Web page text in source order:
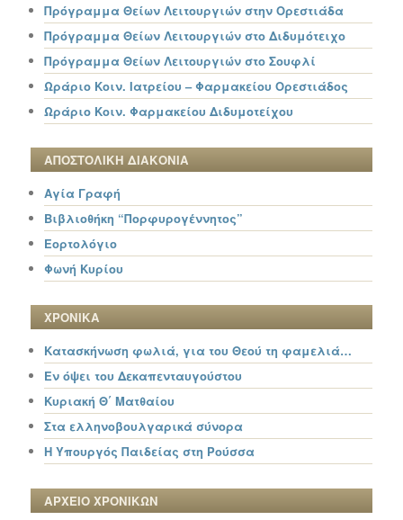
Πρόγραμμα Θείων Λειτουργιών στην Ορεστιάδα
Πρόγραμμα Θείων Λειτουργιών στο Διδυμότειχο
Πρόγραμμα Θείων Λειτουργιών στο Σουφλί
Ωράριο Κοιν. Ιατρείου – Φαρμακείου Ορεστιάδος
Ωράριο Κοιν. Φαρμακείου Διδυμοτείχου
ΑΠΟΣΤΟΛΙΚΗ ΔΙΑΚΟΝΙΑ
Αγία Γραφή
Βιβλιοθήκη “Πορφυρογέννητος”
Εορτολόγιο
Φωνή Κυρίου
ΧΡΟΝΙΚΑ
Κατασκήνωση φωλιά, για του Θεού τη φαμελιά…
Εν όψει του Δεκαπενταυγούστου
Κυριακή Θ΄ Ματθαίου
Στα ελληνοβουλγαρικά σύνορα
Η Υπουργός Παιδείας στη Ρούσσα
ΑΡΧΕΙΟ ΧΡΟΝΙΚΩΝ